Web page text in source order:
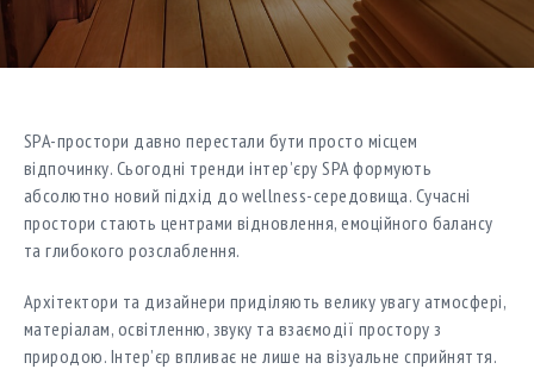
SPA-простори давно перестали бути просто місцем
відпочинку. Сьогодні тренди інтер’єру SPA формують
абсолютно новий підхід до wellness-середовища. Сучасні
простори стають центрами відновлення, емоційного балансу
та глибокого розслаблення.
Архітектори та дизайнери приділяють велику увагу атмосфері,
матеріалам, освітленню, звуку та взаємодії простору з
природою. Інтер’єр впливає не лише на візуальне сприйняття.